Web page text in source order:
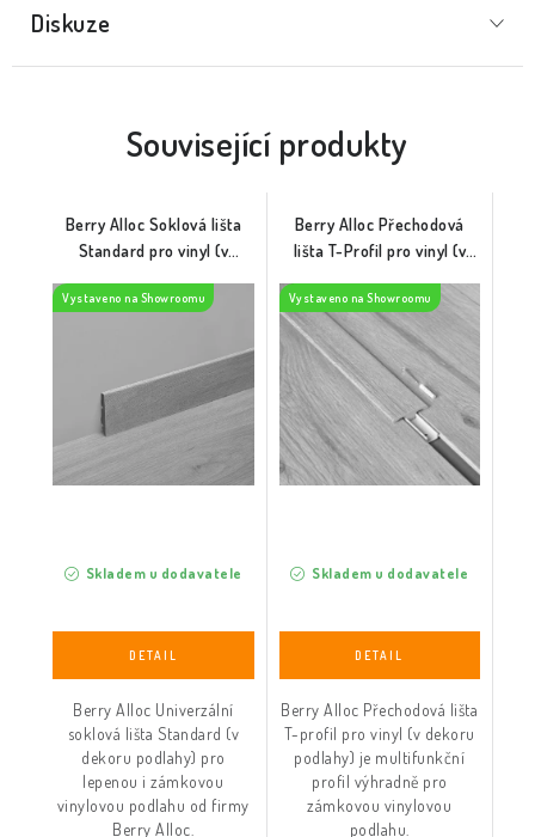
Diskuze
Související produkty
Berry Alloc Soklová lišta
Standard pro vinyl (v
Vystaveno na Showroomu
Skladem u dodavatele
Berry Alloc Univerzální
soklová lišta Standard (v
dekoru podlahy) pro
lepenou i zámkovou
vinylovou podlahu od firmy
Berry Alloc.
Berry Alloc Přechodová
lišta T-Profil pro vinyl (v
Vystaveno na Showroomu
Skladem u dodavatele
Berry Alloc Přechodová lišta
T-profil pro vinyl (v dekoru
podlahy) je multifunkční
profil výhradně pro
zámkovou vinylovou
podlahu.